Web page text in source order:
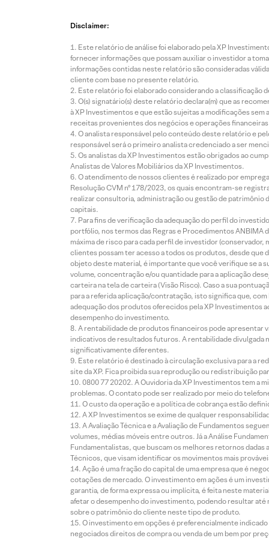
Disclaimer:
Este relatório de análise foi elaborado pela XP
fornecer informações que possam auxiliar o investidor a
informações contidas neste relatório são consideradas
cliente com base no presente relatório.
Este relatório foi elaborado considerando a classificação
O(s) signatário(s) deste relatório declara(m) que as
à XP Investimentos e que estão sujeitas a modificações
receitas provenientes dos negócios e operações
O analista responsável pelo conteúdo deste relatório e
responsável será o primeiro analista credenciado a ser
Os analistas da XP Investimentos estão obrigados ao
Analistas de Valores Mobiliários da XP Investimentos.
O atendimento de nossos clientes é realizado por
Resolução CVM nº 178/2023, os quais encontram-se
realizar consultoria, administração ou gestão de patrimônio
capitais.
Para fins de verificação da adequação do perfil do
portfólio, nos termos das Regras e Procedimentos
máxima de risco para cada perfil de investidor
clientes possam ter acesso a todos os produtos, desde que
objeto deste material, é importante que você verifique se a
volume, concentração e/ou quantidade para a aplicação
carteira na tela de carteira (Visão Risco). Caso a sua
para a referida aplicação/contratação, isto significa que,
adequação dos produtos oferecidos pela XP Investimentos
desempenho do investimento.
A rentabilidade de produtos financeiros pode apresentar
indicativos de resultados futuros. A rentabilidade divulgada
significativamente diferentes.
Este relatório é destinado à circulação exclusiva para a
site da XP. Fica proibida sua reprodução ou redistribuição
0800 77 20202. A Ouvidoria da XP Investimentos tem a
problemas. O contato pode ser realizado por meio do
O custo da operação e a política de cobrança estão
A XP Investimentos se exime de qualquer
A Avaliação Técnica e a Avaliação de Fundamentos
volumes, médias móveis entre outros. Já a Análise
Fundamentalistas, que buscam os melhores retornos
Técnicos, que visam identificar os movimentos mais
Ação é uma fração do capital de uma empresa que é
cotações de mercado. O investimento em ações é um
garantia, de forma expressa ou implícita, é feita neste
afetar o desempenho do investimento, podendo resultar
sobre o patrimônio do cliente neste tipo de produto.
O investimento em opções é preferencialmente
negociados direitos de compra ou venda de um bem por